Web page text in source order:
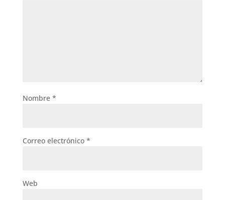
Nombre *
Correo electrónico *
Web